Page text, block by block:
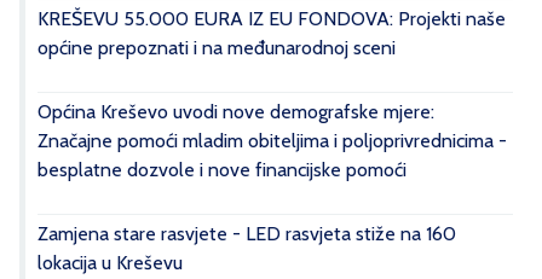
KREŠEVU 55.000 EURA IZ EU FONDOVA: Projekti naše
općine prepoznati i na međunarodnoj sceni
Općina Kreševo uvodi nove demografske mjere:
Značajne pomoći mladim obiteljima i poljoprivrednicima -
besplatne dozvole i nove financijske pomoći
Zamjena stare rasvjete - LED rasvjeta stiže na 160
lokacija u Kreševu